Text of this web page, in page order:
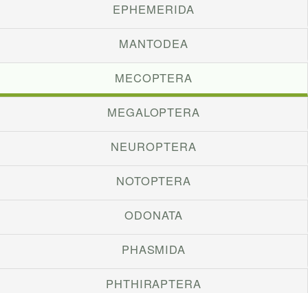
EPHEMERIDA
MANTODEA
MECOPTERA
MEGALOPTERA
NEUROPTERA
NOTOPTERA
ODONATA
PHASMIDA
PHTHIRAPTERA